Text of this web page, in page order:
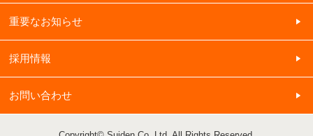
重要なお知らせ
採用情報
お問い合わせ